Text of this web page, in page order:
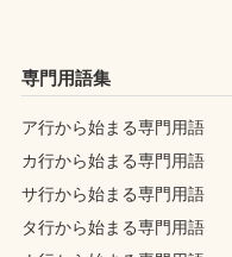
専門用語集
ア行から始まる専門用語
カ行から始まる専門用語
サ行から始まる専門用語
タ行から始まる専門用語